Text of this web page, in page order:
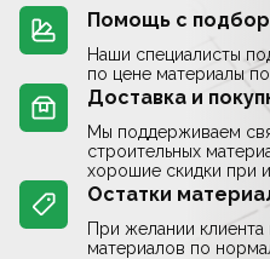
Помощь с
Наши специалисты
по цене материалы
Доставка и
Мы поддерживаем
строительных
хорошие скидки при
Остатки
При желании
материалов по